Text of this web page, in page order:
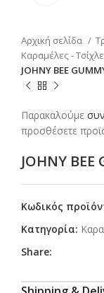
Αρχική σελίδα
Καραμέλες -
JOHNY BEE
Παρακαλούμε
προσθέσετε
JOHNY BEE
Κωδικός
Κατηγορία:
Share: